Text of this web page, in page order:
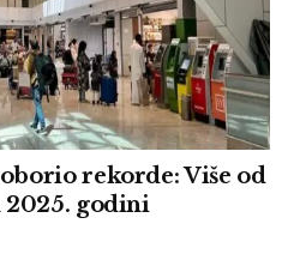
rekorde: Više od
godini